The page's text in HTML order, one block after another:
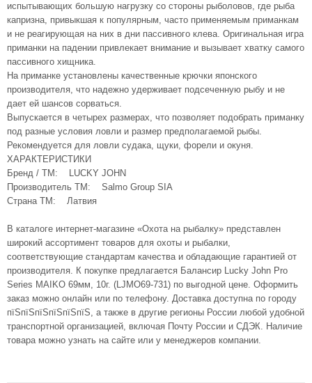
испытывающих большую нагрузку со стороны рыболовов, где рыба
капризна, привыкшая к популярным, часто применяемым приманкам
и не реагирующая на них в дни пассивного клева. Оригинальная игра
приманки на падении привлекает внимание и вызывает хватку самого
пассивного хищника.
На приманке установлены качественные крючки японского
производителя, что надежно удерживает подсеченную рыбу и не
дает ей шансов сорваться.
Выпускается в четырех размерах, что позволяет подобрать приманку
под разные условия ловли и размер предполагаемой рыбы.
Рекомендуется для ловли судака, щуки, форели и окуня.
ХАРАКТЕРИСТИКИ
Бренд / ТМ: LUCKY JOHN
Производитель ТМ: Salmo Group SIA
Страна ТМ: Латвия
В каталоге интернет-магазине «Охота на рыбалку» представлен
широкий ассортимент товаров для охоты и рыбалки,
соответствующие стандартам качества и обладающие гарантией от
производителя. К покупке предлагается Балансир Lucky John Pro
Series MAIKO 69мм, 10г. (LJMO69-731) по выгодной цене. Оформить
заказ можно онлайн или по телефону. Доставка доступна по городу
пїЅпїЅпїЅпїЅпїЅпїЅ, а также в другие регионы России любой удобной
транспортной организацией, включая Почту России и СДЭК. Наличие
товара можно узнать на сайте или у менеджеров компании.